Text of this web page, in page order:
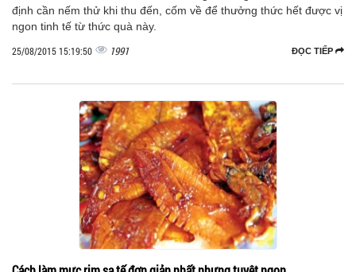
định cần nếm thử khi thu đến, cốm về để thưởng thức hết được vị
ngon tinh tế từ thức quà này.
ĐỌC TIẾP
25/08/2015 15:19:50 1991